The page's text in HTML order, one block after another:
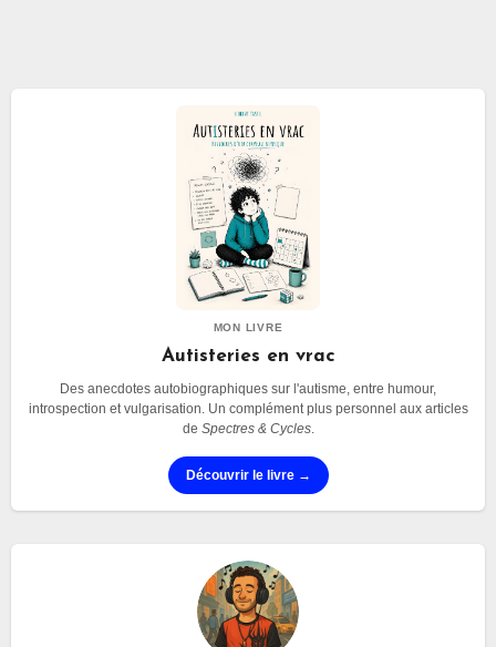
MON LIVRE
Autisteries en vrac
Des anecdotes autobiographiques sur l'autisme, entre humour,
introspection et vulgarisation. Un complément plus personnel aux articles
de Spectres & Cycles.
Découvrir le livre →